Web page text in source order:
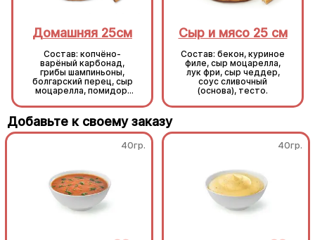
Домашняя 25см
Состав: копчёно-
варёный карбонад,
грибы шампиньоны,
болгарский перец, сыр
моцарелла, помидор,
томатный соус, тесто.
Сыр и мясо 25 см
Состав: бекон, куриное
филе, сыр моцарелла,
лук фри, сыр чеддер,
соус сливочный
(основа), тесто.
Добавьте к своему заказу
40гр. 40гр.